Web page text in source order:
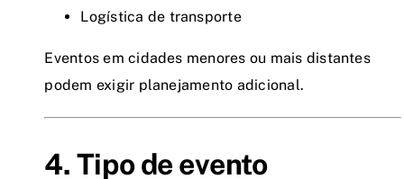
Logística de transporte
Eventos em cidades menores ou mais distantes
podem exigir planejamento adicional.
4. Tipo de evento